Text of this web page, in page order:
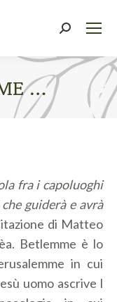
Cerca:
…
fra i capoluoghi
guiderà e avrà
di Matteo
Betlemme è lo
in cui
uomo ascrive l